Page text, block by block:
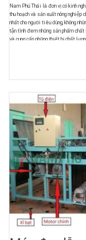
Nam Phú Thái là đơn vị có kinh
thu hoạch và sản xuất nông nghiệp
nhất cho người tiêu dùng, không
tận tình đem những sản phẩm
và cung cấp những thiết bị chất